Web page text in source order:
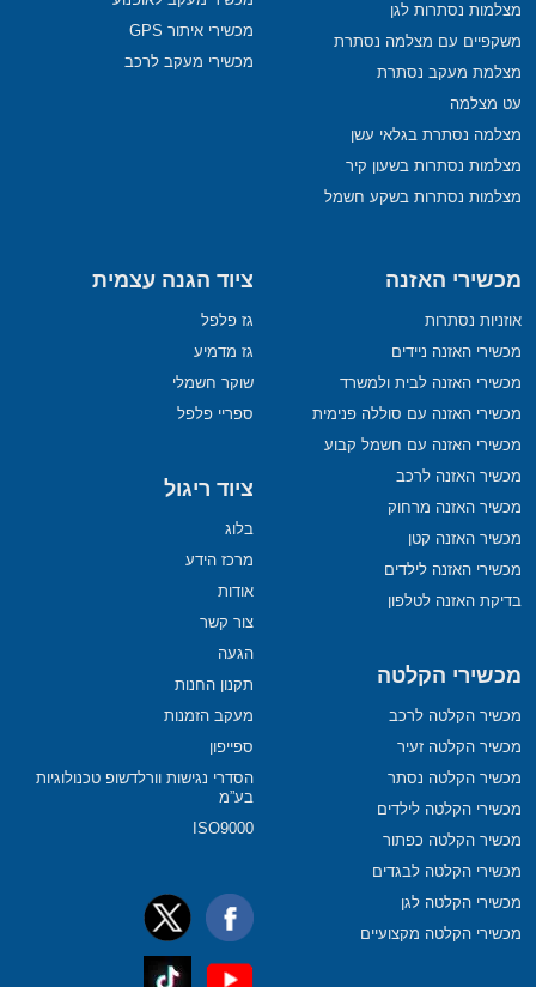
מצלמות נסתרות לגן
משקפיים עם מצלמה נסתרת
מצלמת מעקב נסתרת
עט מצלמה
מצלמה נסתרת בגלאי עשן
מצלמות נסתרות בשעון קיר
מצלמות נסתרות בשקע חשמל
מכשירי איתור GPS
מכשירי מעקב לרכב
מכשירי האזנה
אוזניות נסתרות
מכשירי האזנה ניידים
מכשירי האזנה לבית ולמשרד
מכשירי האזנה עם סוללה פנימית
מכשירי האזנה עם חשמל קבוע
מכשיר האזנה לרכב
מכשיר האזנה מרחוק
מכשיר האזנה קטן
מכשירי האזנה לילדים
בדיקת האזנה לטלפון
מכשירי הקלטה
מכשיר הקלטה לרכב
מכשיר הקלטה זעיר
מכשיר הקלטה נסתר
מכשירי הקלטה לילדים
מכשיר הקלטה כפתור
מכשירי הקלטה לבגדים
מכשירי הקלטה לגן
מכשירי הקלטה מקצועיים
ציוד הגנה עצמית
גז פלפל
גז מדמיע
שוקר חשמלי
ספריי פלפל
ציוד ריגול
בלוג
מרכז הידע
אודות
צור קשר
הגעה
תקנון החנות
מעקב הזמנות
ספייפון
הסדרי נגישות וורלדשופ טכנולוגיות
בע”מ
ISO9000